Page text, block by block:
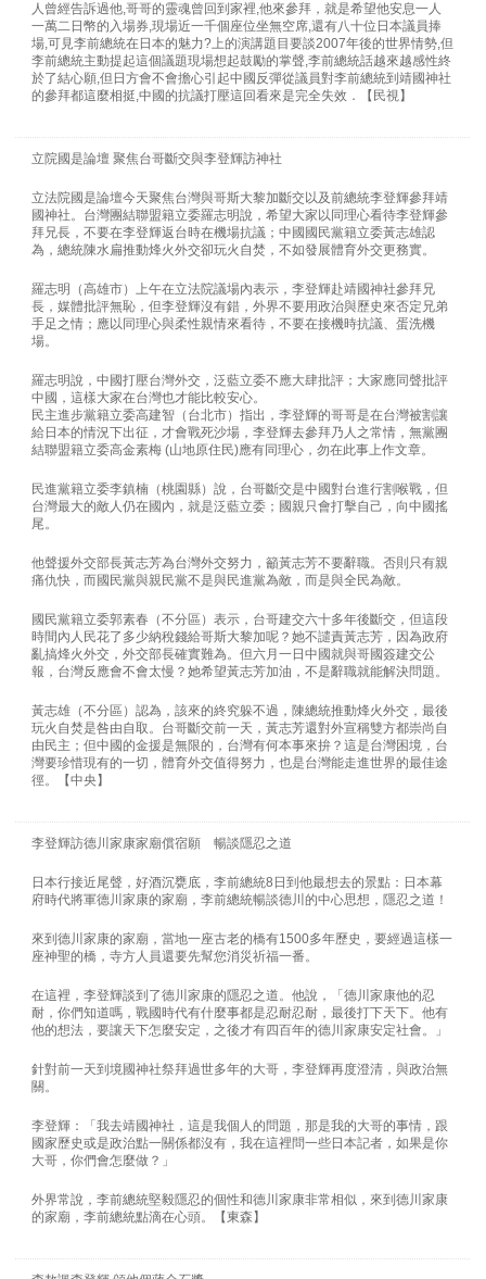
人曾經告訴過他,哥哥的靈魂曾回到家裡,他來參拜，就是希望他安息一人
一萬二日幣的入場券,現場近一千個座位坐無空席,還有八十位日本議員捧
場,可見李前總統在日本的魅力?上的演講題目要談2007年後的世界情勢,但
李前總統主動提起這個議題現場想起鼓勵的掌聲,李前總統話越來越感性終
於了結心願,但日方會不會擔心引起中國反彈從議員對李前總統到靖國神社
的參拜都這麼相挺,中國的抗議打壓這回看來是完全失效．【民視】
立院國是論壇 聚焦台哥斷交與李登輝訪神社
立法院國是論壇今天聚焦台灣與哥斯大黎加斷交以及前總統李登輝參拜靖
國神社。台灣團結聯盟籍立委羅志明說，希望大家以同理心看待李登輝參
拜兄長，不要在李登輝返台時在機場抗議；中國國民黨籍立委黃志雄認
為，總統陳水扁推動烽火外交卻玩火自焚，不如發展體育外交更務實。
羅志明（高雄市）上午在立法院議場內表示，李登輝赴靖國神社參拜兄
長，媒體批評無恥，但李登輝沒有錯，外界不要用政治與歷史來否定兄弟
手足之情；應以同理心與柔性親情來看待，不要在接機時抗議、蛋洗機
場。
羅志明說，中國打壓台灣外交，泛藍立委不應大肆批評；大家應同聲批評
中國，這樣大家在台灣也才能比較安心。
民主進步黨籍立委高建智（台北市）指出，李登輝的哥哥是在台灣被割讓
給日本的情況下出征，才會戰死沙場，李登輝去參拜乃人之常情，無黨團
結聯盟籍立委高金素梅 (山地原住民)應有同理心，勿在此事上作文章。
民進黨籍立委李鎮楠（桃園縣）說，台哥斷交是中國對台進行割喉戰，但
台灣最大的敵人仍在國內，就是泛藍立委；國親只會打擊自己，向中國搖
尾。
他聲援外交部長黃志芳為台灣外交努力，籲黃志芳不要辭職。否則只有親
痛仇快，而國民黨與親民黨不是與民進黨為敵，而是與全民為敵。
國民黨籍立委郭素春（不分區）表示，台哥建交六十多年後斷交，但這段
時間內人民花了多少納稅錢給哥斯大黎加呢？她不譴責黃志芳，因為政府
亂搞烽火外交，外交部長確實難為。但六月一日中國就與哥國簽建交公
報，台灣反應會不會太慢？她希望黃志芳加油，不是辭職就能解決問題。
黃志雄（不分區）認為，該來的終究躲不過，陳總統推動烽火外交，最後
玩火自焚是咎由自取。台哥斷交前一天，黃志芳還對外宣稱雙方都崇尚自
由民主；但中國的金援是無限的，台灣有何本事來拚？這是台灣困境，台
灣要珍惜現有的一切，體育外交值得努力，也是台灣能走進世界的最佳途
徑。【中央】
李登輝訪德川家康家廟償宿願 暢談隱忍之道
日本行接近尾聲，好酒沉甕底，李前總統8日到他最想去的景點：日本幕
府時代將軍德川家康的家廟，李前總統暢談德川的中心思想，隱忍之道！
來到德川家康的家廟，當地一座古老的橋有1500多年歷史，要經過這樣一
座神聖的橋，寺方人員還要先幫您消災祈福一番。
在這裡，李登輝談到了德川家康的隱忍之道。他說，「德川家康他的忍
耐，你們知道嗎，戰國時代有什麼事都是忍耐忍耐，最後打下天下。他有
他的想法，要讓天下怎麼安定，之後才有四百年的德川家康安定社會。」
針對前一天到境國神社祭拜過世多年的大哥，李登輝再度澄清，與政治無
關。
李登輝：「我去靖國神社，這是我個人的問題，那是我的大哥的事情，跟
國家歷史或是政治點一關係都沒有，我在這裡問一些日本記者，如果是你
大哥，你們會怎麼做？」
外界常說，李前總統堅毅隱忍的個性和德川家康非常相似，來到德川家康
的家廟，李前總統點滴在心頭。【東森】